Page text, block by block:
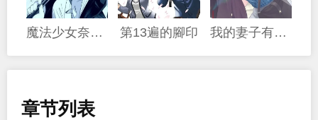
魔法少女奈葉 EXCEEDS 第13遍的腳印 我的妻子有點可怕
章节列表